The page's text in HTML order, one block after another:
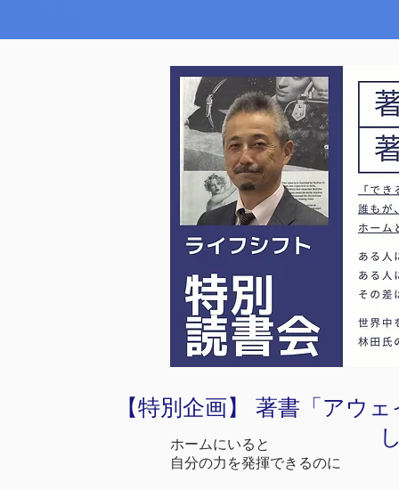
【特別企画】 著書「アウ
ホームにいると
自分の力を発揮できるのに